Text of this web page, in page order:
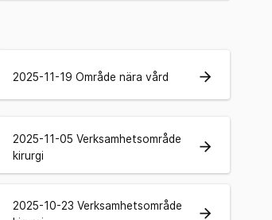
2025-11-19 Område nära vård arrow_forward
2025-11-05 Verksamhetsområde
kirurgi
arrow_forward
2025-10-23 Verksamhetsområde
arrow_forward